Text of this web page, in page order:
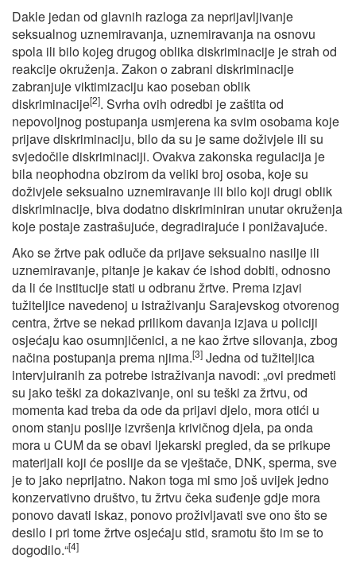
Dakle jedan od glavnih razloga za neprijavljivanje
seksualnog uznemiravanja, uznemiravanja na osnovu
spola ili bilo kojeg drugog oblika diskriminacije je strah od
reakcije okruženja. Zakon o zabrani diskriminacije
zabranjuje viktimizaciju kao poseban oblik
diskriminacije[2]. Svrha ovih odredbi je zaštita od
nepovoljnog postupanja usmjerena ka svim osobama koje
prijave diskriminaciju, bilo da su je same doživjele ili su
svjedočile diskriminaciji. Ovakva zakonska regulacija je
bila neophodna obzirom da veliki broj osoba, koje su
doživjele seksualno uznemiravanje ili bilo koji drugi oblik
diskriminacije, biva dodatno diskriminiran unutar okruženja
koje postaje zastrašujuće, degradirajuće i ponižavajuće.
Ako se žrtve pak odluče da prijave seksualno nasilje ili
uznemiravanje, pitanje je kakav će ishod dobiti, odnosno
da li će institucije stati u odbranu žrtve. Prema izjavi
tužiteljice navedenoj u istraživanju Sarajevskog otvorenog
centra, žrtve se nekad prilikom davanja izjava u policiji
osjećaju kao osumnjičenici, a ne kao žrtve silovanja, zbog
načina postupanja prema njima.[3] Jedna od tužiteljica
intervjuiranih za potrebe istraživanja navodi: „ovi predmeti
su jako teški za dokazivanje, oni su teški za žrtvu, od
momenta kad treba da ode da prijavi djelo, mora otići u
onom stanju poslije izvršenja krivičnog djela, pa onda
mora u CUM da se obavi ljekarski pregled, da se prikupe
materijali koji će poslije da se vještače, DNK, sperma, sve
je to jako neprijatno. Nakon toga mi smo još uvijek jedno
konzervativno društvo, tu žrtvu čeka suđenje gdje mora
ponovo davati iskaz, ponovo proživljavati sve ono što se
desilo i pri tome žrtve osjećaju stid, sramotu što im se to
dogodilo.“[4]